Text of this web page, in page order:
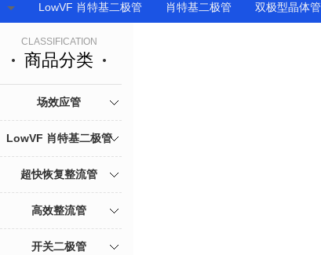
LowVF 肖特基二极管 肖特基二极管 双极型晶体管
CLASSIFICATION
商品分类
场效应管
LowVF 肖特基二极管
超快恢复整流管
高效整流管
开关二极管